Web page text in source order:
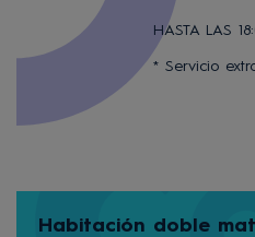
HASTA LAS
* Servicio
Habitación doble